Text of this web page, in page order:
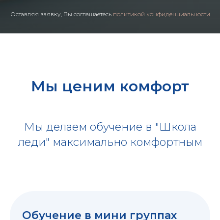
Оставляя заявку, Вы соглашаетесь политикой конфиденциальности
Мы ценим комфорт
Мы делаем обучение в "Школа
леди" максимально комфортным
Обучение в мини группах